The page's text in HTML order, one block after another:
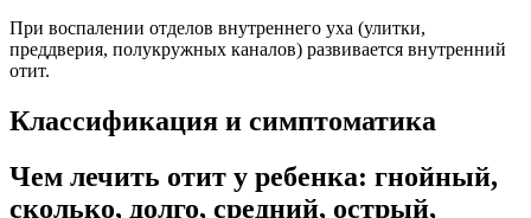
При воспалении отделов внутреннего уха (улитки,
преддверия, полукружных каналов) развивается внутренний
отит.
Классификация и симптоматика
Чем лечить отит у ребенка: гнойный,
сколько, долго, средний, острый,